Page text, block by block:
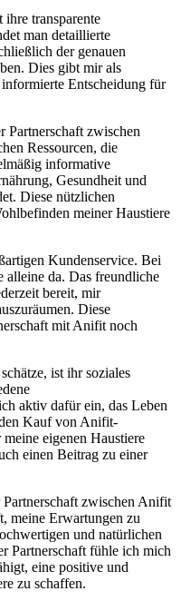
transparente‌
man detaillierte
⁣der genauen
Dies gibt mir⁣ als
Entscheidung für
Partnerschaft zwischen
Ressourcen, die
informative
Gesundheit und
Diese ⁤nützlichen
meiner Haustiere
‍Kundenservice. Bei‍
alleine ​da. Das freundliche
bereit, mir
‌Diese
mit‌ Anifit ​noch
ist⁢ ihr soziales
aktiv dafür⁢ ein,⁣ das Leben
Kauf von Anifit-
⁣eigenen Haustiere
einen Beitrag zu einer
zwischen Anifit
meine​ Erwartungen​ zu
und natürlichen
Partnerschaft fühle ich mich
eine⁤ positive und​
zu schaffen.